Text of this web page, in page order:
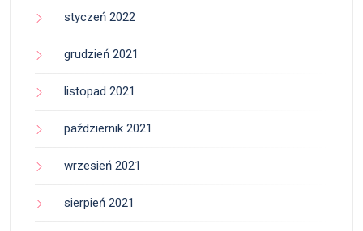
styczeń 2022
grudzień 2021
listopad 2021
październik 2021
wrzesień 2021
sierpień 2021